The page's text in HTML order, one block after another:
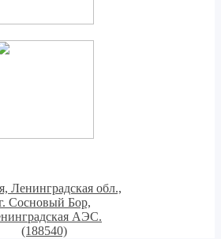
Ленинградская обл.,
Сосновый Бор,
АЭС.
(188540)